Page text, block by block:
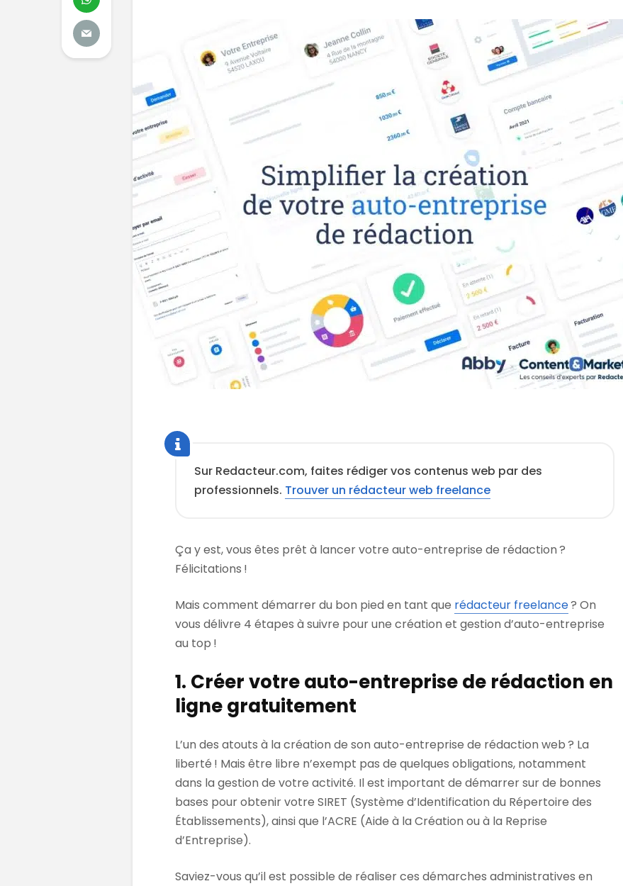
Sur Redacteur.com, faites rédiger vos contenus web par des
professionnels. Trouver un rédacteur web freelance
Ça y est, vous êtes prêt à lancer votre auto-entreprise de rédaction ?
Félicitations !
Mais comment démarrer du bon pied en tant que rédacteur freelance? On
vous délivre 4 étapes à suivre pour une création et gestion d’auto-entreprise
au top !
1. Créer votre auto-entreprise de rédaction en
ligne gratuitement
L’un des atouts à la création de son auto-entreprise de rédaction web ? La
liberté ! Mais être libre n’exempt pas de quelques obligations, notamment
dans la gestion de votre activité. Il est important de démarrer sur de bonnes
bases pour obtenir votre SIRET (Système d’Identification du Répertoire des
Établissements), ainsi que l’ACRE (Aide à la Création ou à la Reprise
d’Entreprise).
Saviez-vous qu’il est possible de réaliser ces démarches administratives en